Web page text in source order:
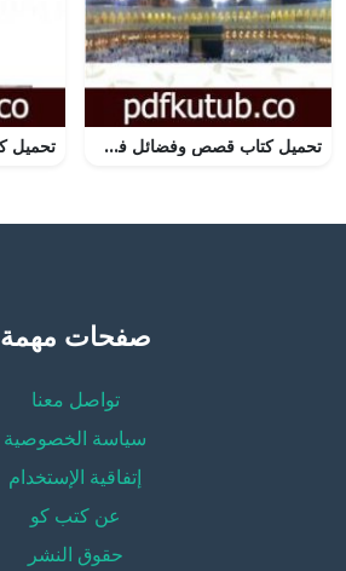
تحميل كتاب قصص وفضائل في الحج PDF تأليف عبدالله يوسف الحنوش مجانا [كامل]
صفحات مهمة
تواصل معنا
سياسة الخصوصية
إتفاقية الإستخدام
عن كتب كو
حقوق النشر